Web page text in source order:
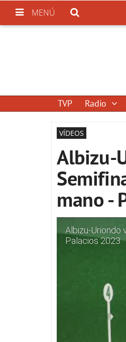
MENÚ
TVP Radio
VÍDEOS
Albizu-
mano -
Albizu-Uriondo
Palacios 2023